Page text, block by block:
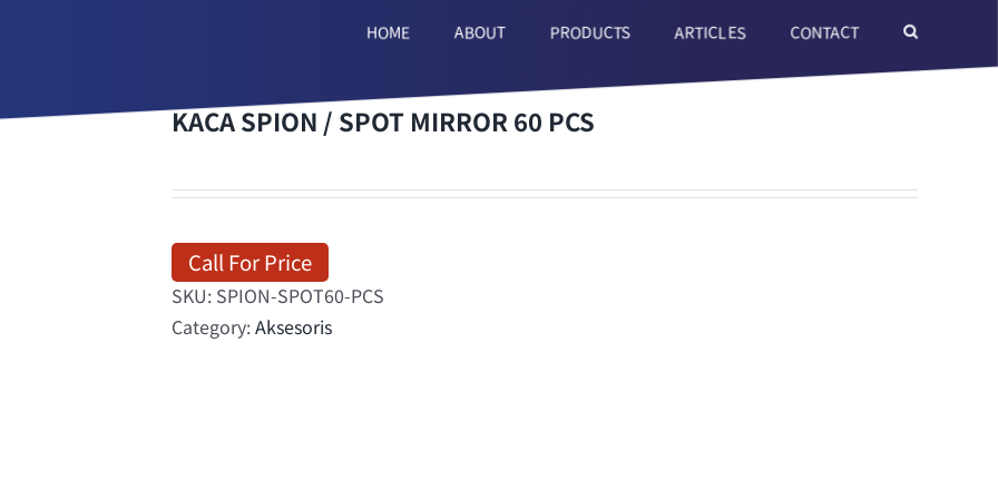
HOME ABOUT PRODUCTS ARTICLES CONTACT
KACA SPION / SPOT MIRROR 60 PCS
Call For Price
SKU: SPION-SPOT60-PCS
Category:Aksesoris